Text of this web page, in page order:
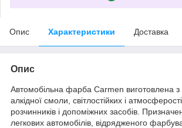
Опис Характеристики Доставка
Опис
Автомобільна фарба Carmen виготовлена з
алкідної смоли, світлостійких і
розчинників і допоміжних засобів.
легкових автoмобілів, відрядженого